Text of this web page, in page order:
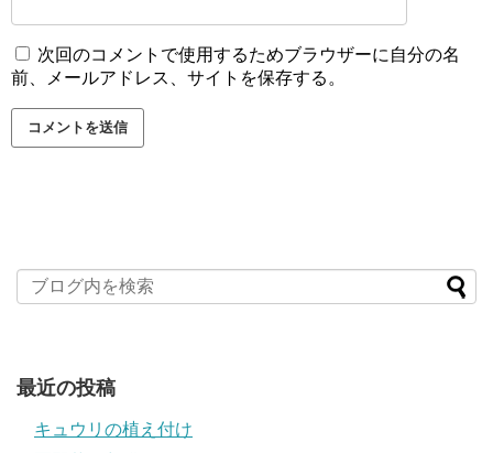
次回のコメントで使用するためブラウザーに自分の名
前、メールアドレス、サイトを保存する。
最近の投稿
キュウリの植え付け